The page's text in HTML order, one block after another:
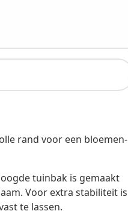
rand voor een bloemen-
tuinbak is gemaakt
Voor extra stabiliteit is
te lassen.